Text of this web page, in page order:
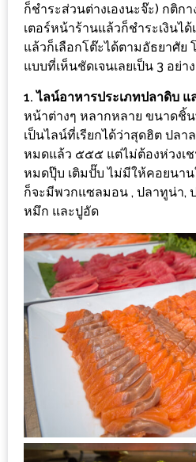
OKTOBERFEST
ครั้ง
ที่
เทศกาล
เบียร์
ที่
ใหญ่
ที่สุด
ใน
โลก
กับ
โรง
แรม
ฮอ
ลิ
เดย์
อินน์
เชียงใหม่
PANDA
ก็ชำระส่วนต่างเองนะจ๊ะ) กติก
เตอร์หน้าร้านแล้วก็ชำระเงินไ
แล้วก็เลือกโต๊ะได้ตามอัธยาศัย
แบบที่เห็นชัดเจนเลยเป็น 3 อย่า
1. ไลน์อาหารประเภทปลาดิบ แ
หน้าต่างๆ หลากหลาย ขนาดชิ้
เป็นไลน์ที่เรียกได้ว่าสุดฮิต ปลา
หมดแล้ว ๕๕๕ แต่ไม่ต้องห่วงเช
หมดปุ๊บ เติมปั๊บ ไม่มีให้คอยนา
ก็จะมีพวกแซลมอน , ปลาทูน่า,
หมึก และปูอัด